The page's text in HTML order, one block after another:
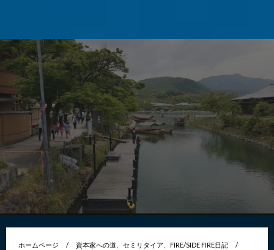
ホームページ
資本家への道、セミリタイア、FIRE/SIDE FIRE日記